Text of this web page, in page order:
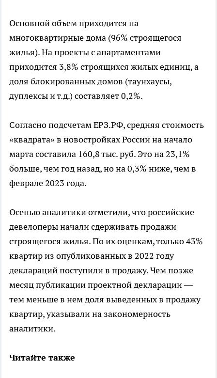
Основной объем приходится на
многоквартирные дома (96% строящегося
жилья). На проекты с апартаментами
приходится 3,8% строящихся жилых единиц, а
доля блокированных домов (таунхаусы,
дуплексы и т.д.) составляет 0,2%.
Согласно подсчетам ЕРЗ.РФ, средняя стоимость
«квадрата» в новостройках России на начало
марта составила 160,8 тыс. руб. Это на 23,1%
больше, чем год назад, но на 0,3% ниже, чем в
феврале 2023 года.
Осенью аналитики отметили, что российские
девелоперы начали сдерживать продажи
строящегося жилья. По их оценкам, только 43%
квартир из опубликованных в 2022 году
деклараций поступили в продажу. Чем позже
месяц публикации проектной декларации —
тем меньше в нем доля выведенных в продажу
квартир, указывали на закономерность
аналитики.
Читайте также